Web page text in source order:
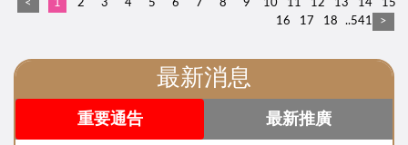
< 1 2 3 4 5 6 7 8 9 10 11 12 13 14
15
16
17 18 ..541 >
最新消息
重要通告 最新推廣